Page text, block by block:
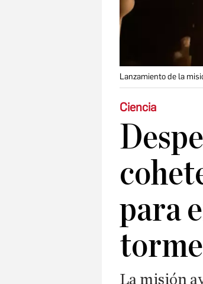
Lanzamiento de la
Ciencia
para
La misión